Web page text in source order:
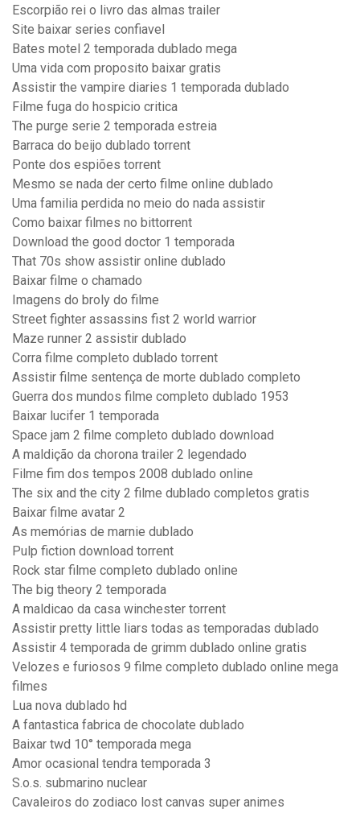
Escorpião rei o livro das almas trailer
Site baixar series confiavel
Bates motel 2 temporada dublado mega
Uma vida com proposito baixar gratis
Assistir the vampire diaries 1 temporada dublado
Filme fuga do hospicio critica
The purge serie 2 temporada estreia
Barraca do beijo dublado torrent
Ponte dos espiões torrent
Mesmo se nada der certo filme online dublado
Uma familia perdida no meio do nada assistir
Como baixar filmes no bittorrent
Download the good doctor 1 temporada
That 70s show assistir online dublado
Baixar filme o chamado
Imagens do broly do filme
Street fighter assassins fist 2 world warrior
Maze runner 2 assistir dublado
Corra filme completo dublado torrent
Assistir filme sentença de morte dublado completo
Guerra dos mundos filme completo dublado 1953
Baixar lucifer 1 temporada
Space jam 2 filme completo dublado download
A maldição da chorona trailer 2 legendado
Filme fim dos tempos 2008 dublado online
The six and the city 2 filme dublado completos gratis
Baixar filme avatar 2
As memórias de marnie dublado
Pulp fiction download torrent
Rock star filme completo dublado online
The big theory 2 temporada
A maldicao da casa winchester torrent
Assistir pretty little liars todas as temporadas dublado
Assistir 4 temporada de grimm dublado online gratis
Velozes e furiosos 9 filme completo dublado online mega
filmes
Lua nova dublado hd
A fantastica fabrica de chocolate dublado
Baixar twd 10° temporada mega
Amor ocasional tendra temporada 3
S.o.s. submarino nuclear
Cavaleiros do zodiaco lost canvas super animes